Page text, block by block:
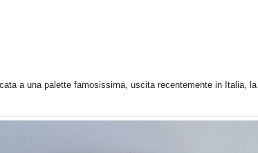
a una palette famosissima, uscita recentemente in Italia, la